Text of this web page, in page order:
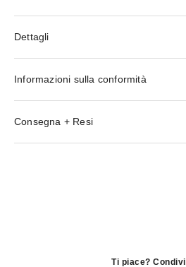
Dettagli
Informazioni sulla conformità
Consegna + Resi
Ti piace?